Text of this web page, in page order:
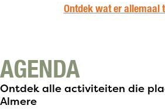
Ontdek wat er allemaal
AGENDA
Ontdek alle activiteiten die
Almere